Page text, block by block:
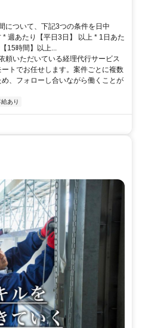
について、下記3つの条件を日中
* 週あたり【平日3日】 以上 * 1日あた
15時間】以上...
頼いただいている経理代行サービス
トでお任せします。案件ごとに複数
、フォローし合いながら働くことが
給あり